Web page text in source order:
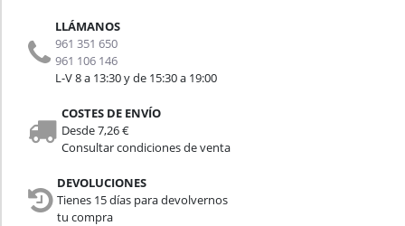
LLÁMANOS
961 351 650
961 106 146
L-V 8 a 13:30 y de 15:30 a 19:00
COSTES DE ENVÍO
Desde 7,26 €
Consultar condiciones de venta
DEVOLUCIONES
Tienes 15 días para devolvernos
tu compra